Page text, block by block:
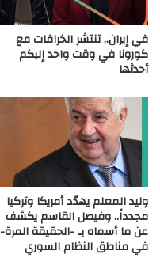
في إيران.. تنتشر الخرافات مع
كورونا في وقت واحد إليكم
أحدثها
وليد المعلم يهدّد أمريكا وتركيا
مجدداً.. وفيصل القاسم يكشف
عن ما أسماه بـ -الحقيقة المرة-
في مناطق النظام السوري